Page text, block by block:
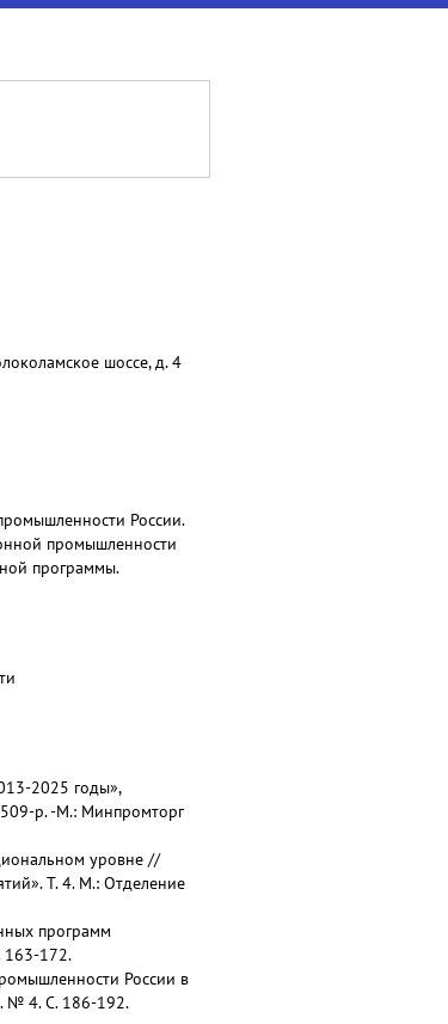
шоссе, д. 4
России.
промышленности
программы.
2025 годы»,
р. -М.: Минпромторг
уровне //
Т. 4. М.: Отделение
программ
163-172.
России в
№ 4. С. 186-192.